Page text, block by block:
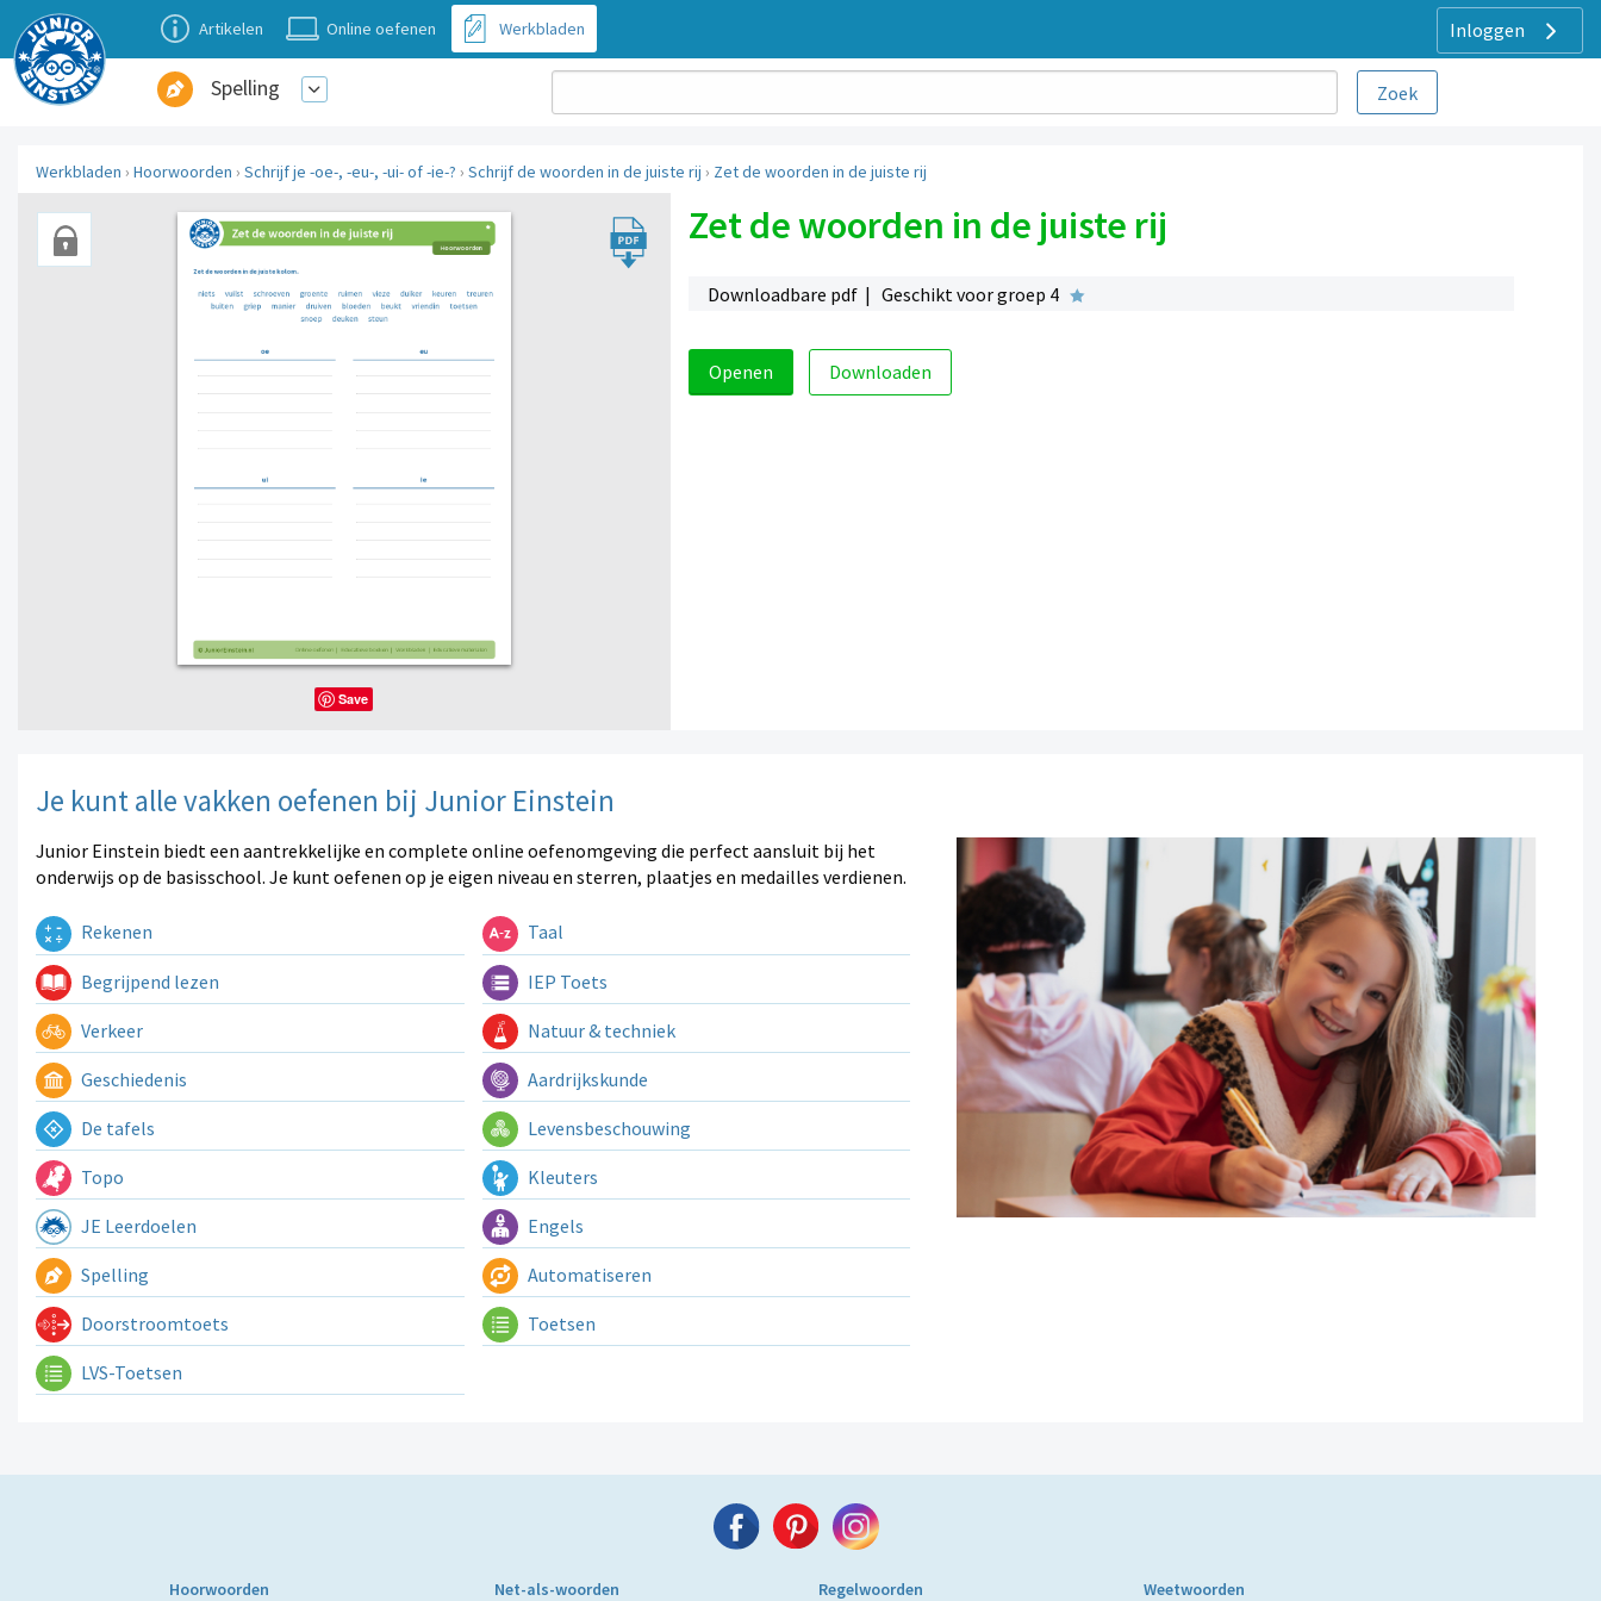
Inloggen
Artikelen Online oefenen Werkbladen
Spelling
Werkbladen › Hoorwoorden › Schrijf je -oe-, -eu-, -ui- of -ie-? › Schrijf de woorden in de juiste rij › Zet de woorden in de juiste rij
Zet de woorden in de juiste rij
Downloadbare pdf | Geschikt voor groep 4
Openen Downloaden
Save
Je kunt alle vakken oefenen bij Junior Einstein
Junior Einstein biedt een aantrekkelijke en complete online oefenomgeving die perfect aansluit bij het
onderwijs op de basisschool. Je kunt oefenen op je eigen niveau en sterren, plaatjes en medailles verdienen.
Rekenen Taal
Begrijpend lezen IEP Toets
Verkeer Natuur & techniek
Geschiedenis Aardrijkskunde
De tafels Levensbeschouwing
Topo Kleuters
JE Leerdoelen Engels
Spelling Automatiseren
Doorstroomtoets Toetsen
LVS-Toetsen
Hoorwoorden Net-als-woorden Regelwoorden Weetwoorden